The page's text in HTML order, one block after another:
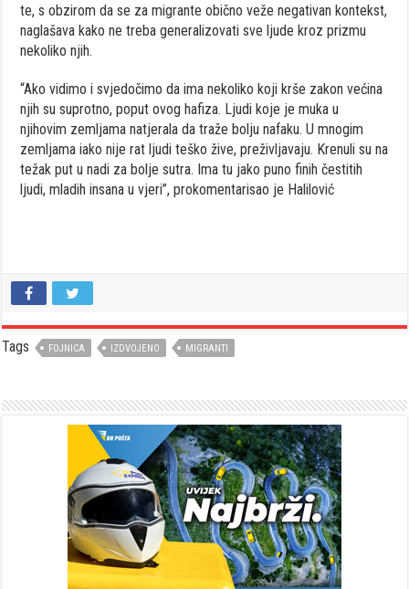
te, s obzirom da se za migrante obično veže negativan kontekst,
naglašava kako ne treba generalizovati sve ljude kroz prizmu
nekoliko njih.
“Ako vidimo i svjedočimo da ima nekoliko koji krše zakon većina
njih su suprotno, poput ovog hafiza. Ljudi koje je muka u
njihovim zemljama natjerala da traže bolju nafaku. U mnogim
zemljama iako nije rat ljudi teško žive, preživljavaju. Krenuli su na
težak put u nadi za bolje sutra. Ima tu jako puno finih čestitih
ljudi, mladih insana u vjeri”, prokomentarisao je Halilović
Tags FOJNICA IZDVOJENO MIGRANTI